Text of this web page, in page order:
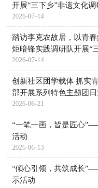
开展“三下乡”非遗文化调
2026-07-14
踏访李克农故居，以青
炬暗锋实践调研队开展“
2026-07-14
创新社区团学载体 抓实
部开展系列特色主题团
2026-06-21
“一笔一画，皆是匠心
活动
2026-06-13
“倾心引领，共筑成长
示活动